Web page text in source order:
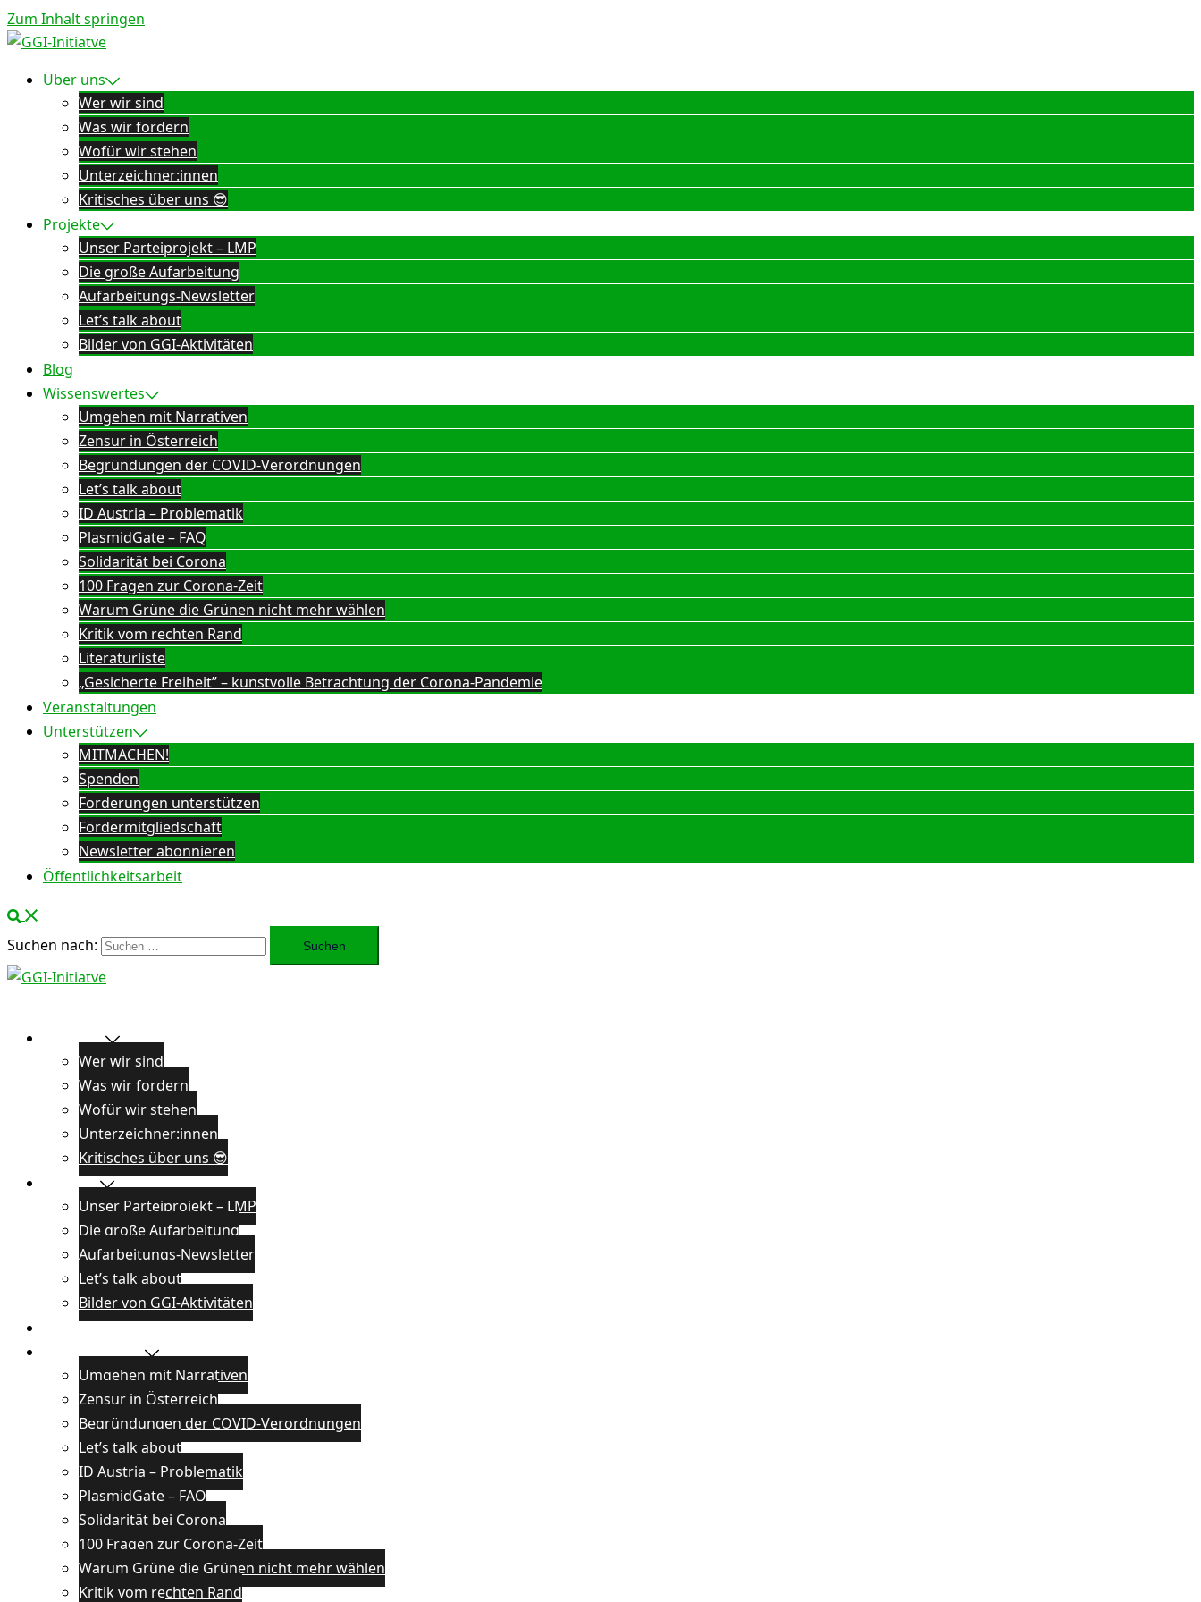
Zum Inhalt springen
Über uns
Wer wir sind
Was wir fordern
Wofür wir stehen
Unterzeichner:innen
Kritisches über uns 😎
Projekte
Unser Parteiprojekt – LMP
Die große Aufarbeitung
Aufarbeitungs-Newsletter
Let’s talk about
Bilder von GGI-Aktivitäten
Blog
Wissenswertes
Umgehen mit Narrativen
Zensur in Österreich
Begründungen der COVID-Verordnungen
Let’s talk about
ID Austria – Problematik
PlasmidGate – FAQ
Solidarität bei Corona
100 Fragen zur Corona-Zeit
Warum Grüne die Grünen nicht mehr wählen
Kritik vom rechten Rand
Literaturliste
„Gesicherte Freiheit” – kunstvolle Betrachtung der Corona-Pandemie
Veranstaltungen
Unterstützen
MITMACHEN!
Spenden
Forderungen unterstützen
Fördermitgliedschaft
Newsletter abonnieren
Öffentlichkeitsarbeit
Suchen nach:
Über uns
Wer wir sind
Was wir fordern
Wofür wir stehen
Unterzeichner:innen
Kritisches über uns 😎
Projekte
Unser Parteiprojekt – LMP
Die große Aufarbeitung
Aufarbeitungs-Newsletter
Let’s talk about
Bilder von GGI-Aktivitäten
Wissenswertes
Umgehen mit Narrativen
Zensur in Österreich
Begründungen der COVID-Verordnungen
Let’s talk about
ID Austria – Problematik
PlasmidGate – FAQ
Solidarität bei Corona
100 Fragen zur Corona-Zeit
Warum Grüne die Grünen nicht mehr wählen
Kritik vom rechten Rand